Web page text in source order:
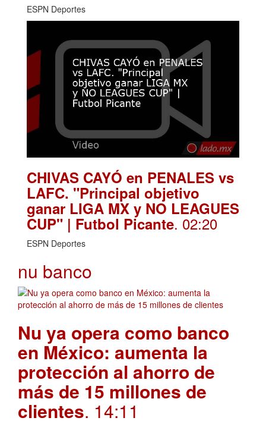
ESPN Deportes
CHIVAS CAYÓ en PENALES vs
LAFC. "Principal objetivo
ganar LIGA MX y NO LEAGUES
CUP" | Futbol Picante. 02:20
ESPN Deportes
nu banco
Nu ya opera como banco
en México: aumenta la
protección al ahorro de
más de 15 millones de
clientes. 14:11